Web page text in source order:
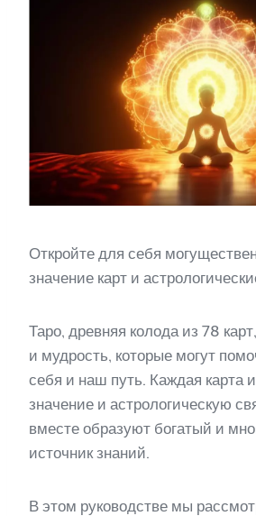
Откройте для себя
значение карт и
Таро, древняя колода из 78
и мудрость, которые могут
себя и наш путь. Каждая карта
значение и астрологическую
вместе образуют богатый и
источник знаний.
В этом руководстве мы